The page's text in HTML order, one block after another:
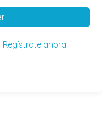
Regístrate ahora